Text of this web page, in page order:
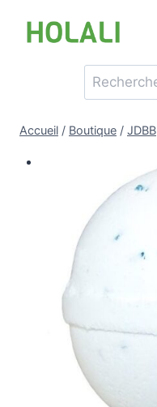
Recherche
pour :
Accueil / Boutique / JDBB